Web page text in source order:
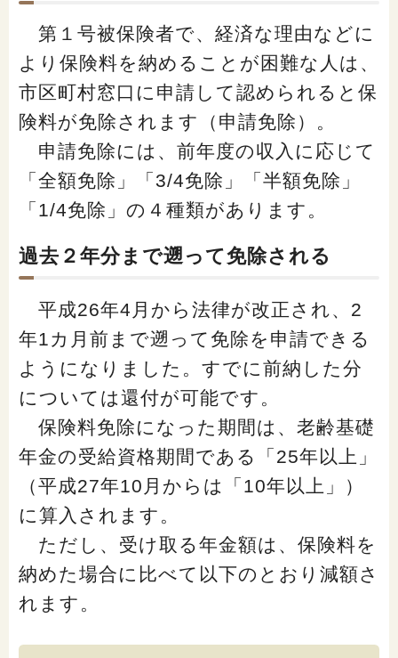
第１号被保険者で、経済な理由などに
より保険料を納めることが困難な人は、
市区町村窓口に申請して認められると保
険料が免除されます（申請免除）。
申請免除には、前年度の収入に応じて
「全額免除」「3/4免除」「半額免除」
「1/4免除」の４種類があります。
過去２年分まで遡って免除される
平成26年4月から法律が改正され、2
年1カ月前まで遡って免除を申請できる
ようになりました。すでに前納した分
については還付が可能です。
保険料免除になった期間は、老齢基礎
年金の受給資格期間である「25年以上」
（平成27年10月からは「10年以上」）
に算入されます。
ただし、受け取る年金額は、保険料を
納めた場合に比べて以下のとおり減額さ
れます。